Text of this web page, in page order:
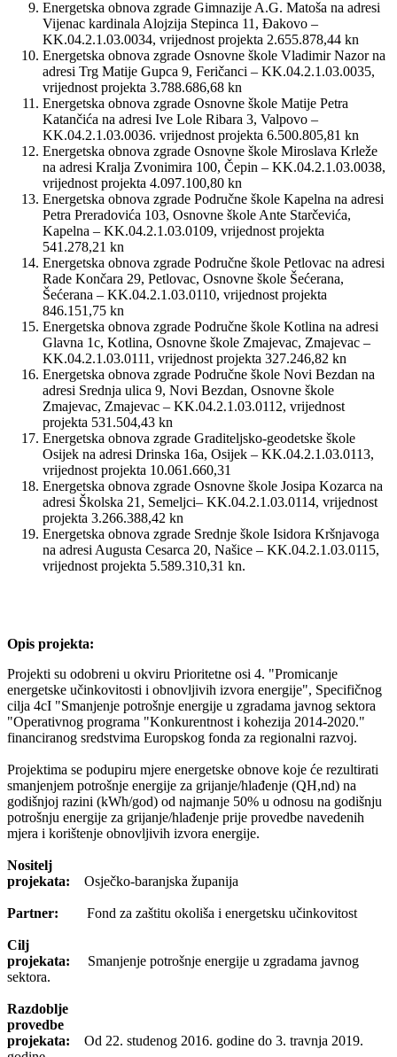
Energetska obnova zgrade Gimnazije A.G. Matoša na adresi
Vijenac kardinala Alojzija Stepinca 11, Đakovo –
KK.04.2.1.03.0034, vrijednost projekta 2.655.878,44 kn
Energetska obnova zgrade Osnovne škole Vladimir Nazor na
adresi Trg Matije Gupca 9, Feričanci – KK.04.2.1.03.0035,
vrijednost projekta 3.788.686,68 kn
Energetska obnova zgrade Osnovne škole Matije Petra
Katančića na adresi Ive Lole Ribara 3, Valpovo –
KK.04.2.1.03.0036. vrijednost projekta 6.500.805,81 kn
Energetska obnova zgrade Osnovne škole Miroslava Krleže
na adresi Kralja Zvonimira 100, Čepin – KK.04.2.1.03.0038,
vrijednost projekta 4.097.100,80 kn
Energetska obnova zgrade Područne škole Kapelna na adresi
Petra Preradovića 103, Osnovne škole Ante Starčevića,
Kapelna – KK.04.2.1.03.0109, vrijednost projekta
541.278,21 kn
Energetska obnova zgrade Područne škole Petlovac na adresi
Rade Končara 29, Petlovac, Osnovne škole Šećerana,
Šećerana – KK.04.2.1.03.0110, vrijednost projekta
846.151,75 kn
Energetska obnova zgrade Područne škole Kotlina na adresi
Glavna 1c, Kotlina, Osnovne škole Zmajevac, Zmajevac –
KK.04.2.1.03.0111, vrijednost projekta 327.246,82 kn
Energetska obnova zgrade Područne škole Novi Bezdan na
adresi Srednja ulica 9, Novi Bezdan, Osnovne škole
Zmajevac, Zmajevac – KK.04.2.1.03.0112, vrijednost
projekta 531.504,43 kn
Energetska obnova zgrade Graditeljsko-geodetske škole
Osijek na adresi Drinska 16a, Osijek – KK.04.2.1.03.0113,
vrijednost projekta 10.061.660,31
Energetska obnova zgrade Osnovne škole Josipa Kozarca na
adresi Školska 21, Semeljci– KK.04.2.1.03.0114, vrijednost
projekta 3.266.388,42 kn
Energetska obnova zgrade Srednje škole Isidora Kršnjavoga
na adresi Augusta Cesarca 20, Našice – KK.04.2.1.03.0115,
vrijednost projekta 5.589.310,31 kn.
Opis projekta:
Projekti su odobreni u okviru Prioritetne osi 4. "Promicanje
energetske učinkovitosti i obnovljivih izvora energije", Specifičnog
cilja 4cI "Smanjenje potrošnje energije u zgradama javnog sektora
"Operativnog programa "Konkurentnost i kohezija 2014-2020."
financiranog sredstvima Europskog fonda za regionalni razvoj.
Projektima se podupiru mjere energetske obnove koje će rezultirati
smanjenjem potrošnje energije za grijanje/hlađenje (QH,nd) na
godišnjoj razini (kWh/god) od najmanje 50% u odnosu na godišnju
potrošnju energije za grijanje/hlađenje prije provedbe navedenih
mjera i korištenje obnovljivih izvora energije.
Nositelj
projekata: Osječko-baranjska županija
Partner: Fond za zaštitu okoliša i energetsku učinkovitost
Cilj
projekata: Smanjenje potrošnje energije u zgradama javnog
sektora.
Razdoblje
provedbe
projekata: Od 22. studenog 2016. godine do 3. travnja 2019.